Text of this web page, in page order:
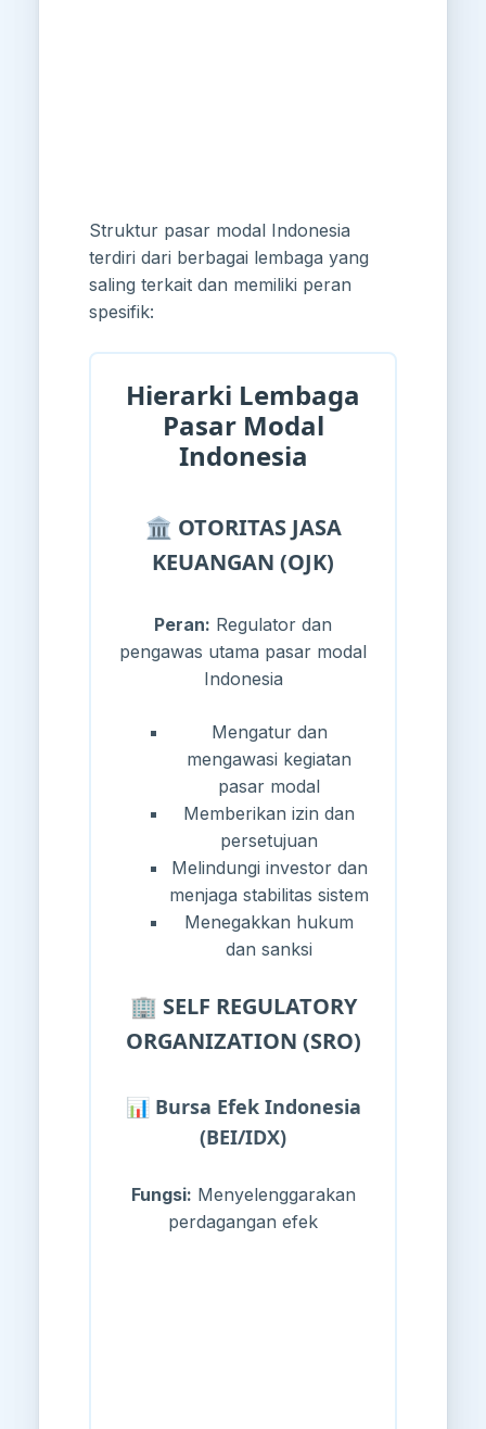
Struktur pasar modal Indonesia
terdiri dari berbagai lembaga yang
saling terkait dan memiliki peran
spesifik:
Hierarki Lembaga
Pasar Modal
Indonesia
🏛️ OTORITAS JASA
KEUANGAN (OJK)
Peran: Regulator dan
pengawas utama pasar modal
Indonesia
Mengatur dan
mengawasi kegiatan
pasar modal
Memberikan izin dan
persetujuan
Melindungi investor dan
menjaga stabilitas sistem
Menegakkan hukum
dan sanksi
🏢 SELF REGULATORY
ORGANIZATION (SRO)
📊 Bursa Efek Indonesia
(BEI/IDX)
Fungsi: Menyelenggarakan
perdagangan efek